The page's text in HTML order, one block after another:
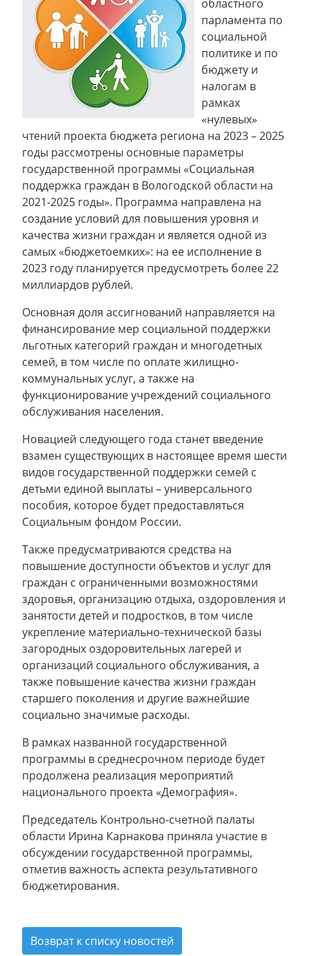
областного
парламента по
социальной
политике и по
бюджету и
налогам в
рамках
«нулевых»
чтений проекта бюджета региона на 2023 – 2025
годы рассмотрены основные параметры
государственной программы «Социальная
поддержка граждан в Вологодской области на
2021-2025 годы». Программа направлена на
создание условий для повышения уровня и
качества жизни граждан и является одной из
самых «бюджетоемких»: на ее исполнение в
2023 году планируется предусмотреть более 22
миллиардов рублей.
Основная доля ассигнований направляется на
финансирование мер социальной поддержки
льготных категорий граждан и многодетных
семей, в том числе по оплате жилищно-
коммунальных услуг, а также на
функционирование учреждений социального
обслуживания населения.
Новацией следующего года станет введение
взамен существующих в настоящее время шести
видов государственной поддержки семей с
детьми единой выплаты – универсального
пособия, которое будет предоставляться
Социальным фондом России.
Также предусматриваются средства на
повышение доступности объектов и услуг для
граждан с ограниченными возможностями
здоровья, организацию отдыха, оздоровления и
занятости детей и подростков, в том числе
укрепление материально-технической базы
загородных оздоровительных лагерей и
организаций социального обслуживания, а
также повышение качества жизни граждан
старшего поколения и другие важнейшие
социально значимые расходы.
В рамках названной государственной
программы в среднесрочном периоде будет
продолжена реализация мероприятий
национального проекта «Демография».
Председатель Контрольно-счетной палаты
области Ирина Карнакова приняла участие в
обсуждении государственной программы,
отметив важность аспекта результативного
бюджетирования.
Возврат к списку новостей